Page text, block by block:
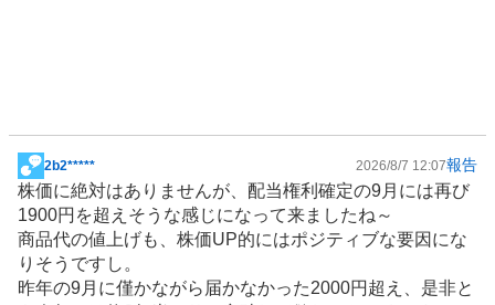
掲
示
板
記
事
2b2***** 2026/8/7 12:07報告
株価に絶対はありませんが、配当権利確定の9月には再び
1900円を超えそうな感じになって来ましたね～
商品代の値上げも、株価UP的にはポジティブな要因にな
りそうですし。
昨年の9月に僅かながら届かなかった2000円超え、是非と